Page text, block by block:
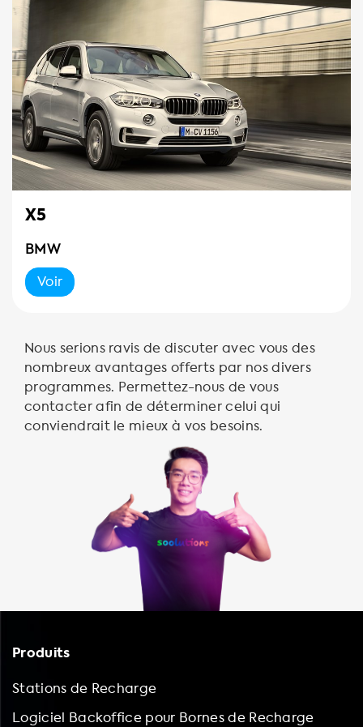
X5
BMW
Voir
Nous serions ravis de discuter avec vous des
nombreux avantages offerts par nos divers
programmes. Permettez-nous de vous
contacter afin de déterminer celui qui
conviendrait le mieux à vos besoins.
Produits
Stations de Recharge
Logiciel Backoffice pour Bornes de Recharge